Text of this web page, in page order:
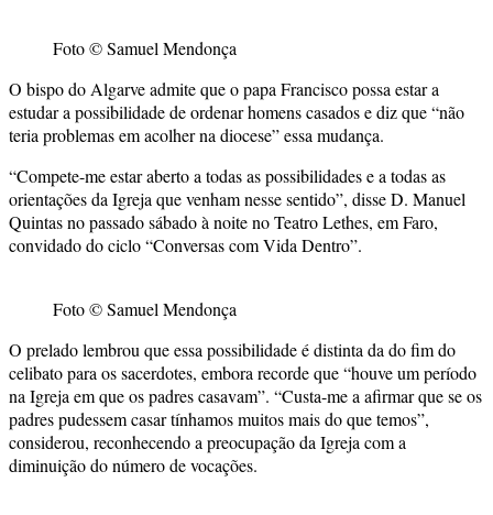
Foto © Samuel Mendonça
O bispo do Algarve admite que o papa Francisco possa estar a
estudar a possibilidade de ordenar homens casados e diz que “não
teria problemas em acolher na diocese” essa mudança.
“Compete-me estar aberto a todas as possibilidades e a todas as
orientações da Igreja que venham nesse sentido”, disse D. Manuel
Quintas no passado sábado à noite no Teatro Lethes, em Faro,
convidado do ciclo “Conversas com Vida Dentro”.
Foto © Samuel Mendonça
O prelado lembrou que essa possibilidade é distinta da do fim do
celibato para os sacerdotes, embora recorde que “houve um período
na Igreja em que os padres casavam”. “Custa-me a afirmar que se os
padres pudessem casar tínhamos muitos mais do que temos”,
considerou, reconhecendo a preocupação da Igreja com a
diminuição do número de vocações.